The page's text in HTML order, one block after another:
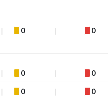
0 0
0 0
0 0